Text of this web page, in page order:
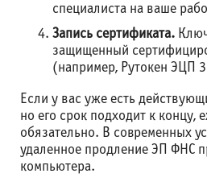
специалиста на ваше
Запись сертификата.
защищенный
(например, Рутокен ЭЦП
Если у вас уже есть
но его срок подходит к концу,
обязательно. В современных
удаленное продление ЭП ФНС
компьютера.